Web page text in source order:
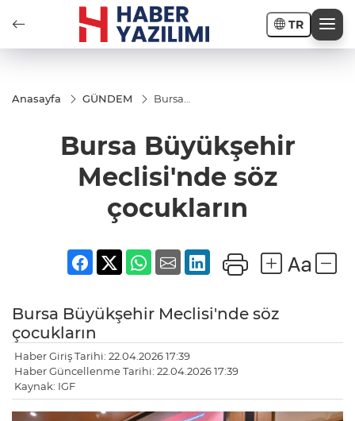
TR
Anasayfa GÜNDEM
Bursa
söz
çocukların
Bursa Büyükşehir
Meclisi'nde söz
çocukların
Bursa Büyükşehir Meclisi'nde söz
çocukların
Haber Giriş Tarihi: 22.04.2026 17:39
Haber Güncellenme Tarihi: 22.04.2026 17:39
Kaynak: IGF